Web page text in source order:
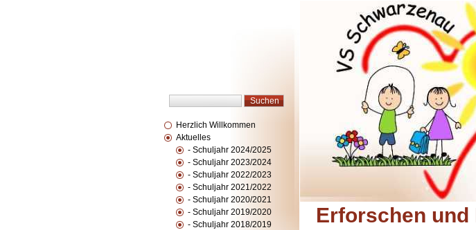
Herzlich Willkommen
Aktuelles
- Schuljahr 2024/2025
- Schuljahr 2023/2024
- Schuljahr 2022/2023
- Schuljahr 2021/2022
- Schuljahr 2020/2021
- Schuljahr 2019/2020
- Schuljahr 2018/2019
Erforschen und